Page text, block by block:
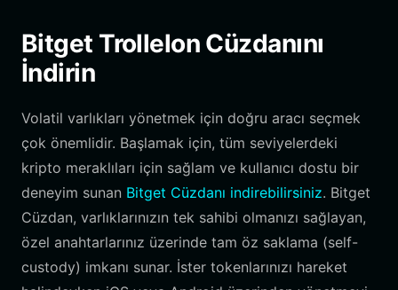
Bitget Trollelon Cüzdanını
İndirin
Volatil varlıkları yönetmek için doğru aracı seçmek
çok önemlidir. Başlamak için, tüm seviyelerdeki
kripto meraklıları için sağlam ve kullanıcı dostu bir
deneyim sunan Bitget Cüzdanı indirebilirsiniz. Bitget
Cüzdan, varlıklarınızın tek sahibi olmanızı sağlayan,
özel anahtarlarınız üzerinde tam öz saklama (self-
custody) imkanı sunar. İster tokenlarınızı hareket